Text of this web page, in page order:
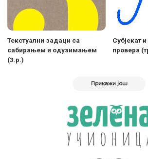
Текстуални задаци са
сабирањем и одузимањем
(3.р.)
Cубјекат
провера
Прикажи још